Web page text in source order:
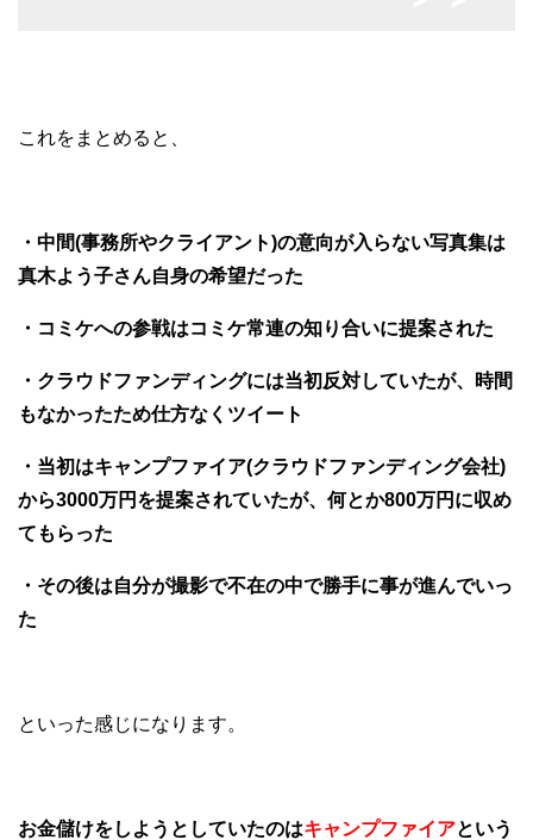
これをまとめると、
・中間(事務所やクライアント)の意向が入らない写真集は
真木よう子さん自身の希望だった
・コミケへの参戦はコミケ常連の知り合いに提案された
・クラウドファンディングには当初反対していたが、時間
もなかったため仕方なくツイート
・当初はキャンプファイア(クラウドファンディング会社)
から3000万円を提案されていたが、何とか800万円に収め
てもらった
・その後は自分が撮影で不在の中で勝手に事が進んでいっ
た
といった感じになります。
お金儲けをしようとしていたのはキャンプファイアという